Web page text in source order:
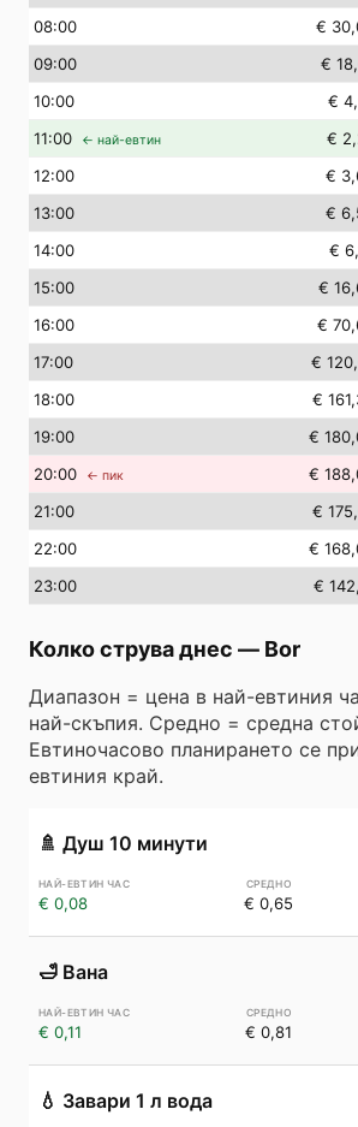
08:00 €
09:00 €
10:00 €
11:00 ← най-евтин €
12:00 €
13:00 €
14:00 €
15:00 €
16:00 €
17:00 €
18:00 €
19:00 €
20:00 ← пик €
21:00 €
22:00 €
23:00 €
Колко струва днес — Bor
Диапазон = цена в най-евтиния
най-скъпия. Средно = средна
Евтиночасово планирането се
евтиния край.
🚿 Душ 10 минути
€ 0,08 € 0,65
🛁 Вана
€ 0,11 € 0,81
💧 Завари 1 л вода